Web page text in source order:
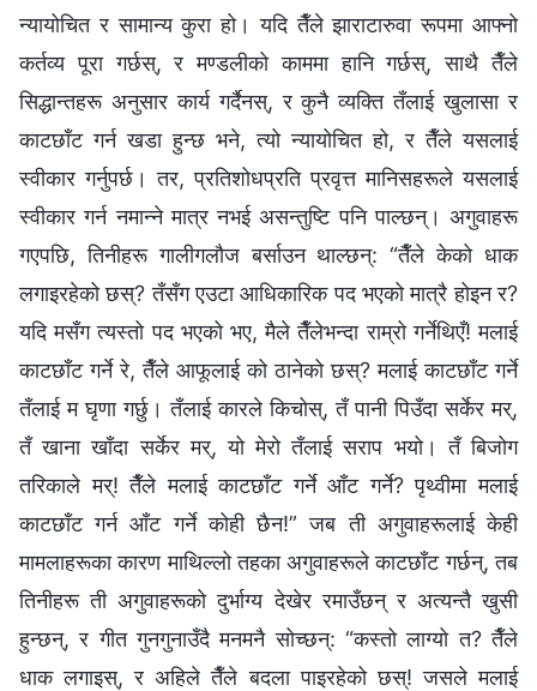
न्यायोचित र सामान्य कुरा हो। यदि तैँले झाराटारुवा रूपमा आफ्नो
कर्तव्य पूरा गर्छस्, र मण्डलीको काममा हानि गर्छस्, साथै तैँले
सिद्धान्तहरू अनुसार कार्य गर्दैनस्, र कुनै व्यक्ति तँलाई खुलासा र
काटछाँट गर्न खडा हुन्छ भने, त्यो न्यायोचित हो, र तैँले यसलाई
स्वीकार गर्नुपर्छ। तर, प्रतिशोधप्रति प्रवृत्त मानिसहरूले यसलाई
स्वीकार गर्न नमान्ने मात्र नभई असन्तुष्टि पनि पाल्छन्। अगुवाहरू
गएपछि, तिनीहरू गालीगलौज बर्साउन थाल्छन्: “तैँले केको धाक
लगाइरहेको छस्? तँसँग एउटा आधिकारिक पद भएको मात्रै होइन र?
यदि मसँग त्यस्तो पद भएको भए, मैले तैँलेभन्दा राम्रो गर्नेथिएँ! मलाई
काटछाँट गर्ने रे, तैँले आफूलाई को ठानेको छस्? मलाई काटछाँट गर्ने
तँलाई म घृणा गर्छु। तँलाई कारले किचोस्, तँ पानी पिउँदा सर्केर मर्,
तँ खाना खाँदा सर्केर मर्, यो मेरो तँलाई सराप भयो। तँ बिजोग
तरिकाले मर्! तैँले मलाई काटछाँट गर्ने आँट गर्ने? पृथ्वीमा मलाई
काटछाँट गर्न आँट गर्ने कोही छैन!” जब ती अगुवाहरूलाई केही
मामलाहरूका कारण माथिल्लो तहका अगुवाहरूले काटछाँट गर्छन्, तब
तिनीहरू ती अगुवाहरूको दुर्भाग्य देखेर रमाउँछन् र अत्यन्तै खुसी
हुन्छन्, र गीत गुनगुनाउँदै मनमनै सोच्छन्: “कस्तो लाग्यो त? तैँले
धाक लगाइस्, र अहिले तैँले बदला पाइरहेको छस्! जसले मलाई